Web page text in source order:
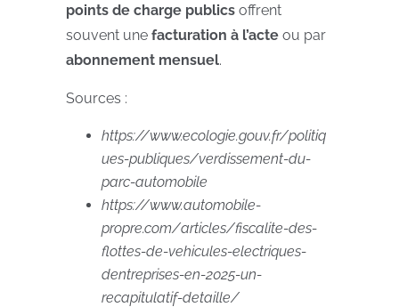
points de charge publics offrent
souvent une facturation à l’acte ou par
abonnement mensuel.
Sources :
https://www.ecologie.gouv.fr/politiq
ues-publiques/verdissement-du-
parc-automobile
https://www.automobile-
propre.com/articles/fiscalite-des-
flottes-de-vehicules-electriques-
dentreprises-en-2025-un-
recapitulatif-detaille/